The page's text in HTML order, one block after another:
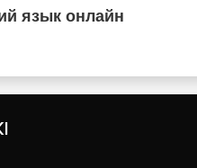
язык онлайн